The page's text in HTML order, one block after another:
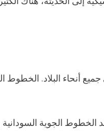
أنحاء البلاد. الخطوط
تعد الخطوط الجوية